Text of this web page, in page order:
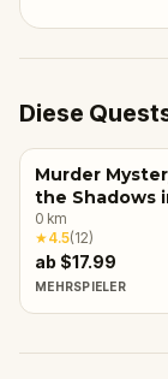
Diese
Murder
the Shadows
0 km
★4.5(12)
ab $17.99
MEHRSPIELER